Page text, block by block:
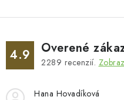
4.9 Overené
2289 recenzií.
Hana Hovadíková